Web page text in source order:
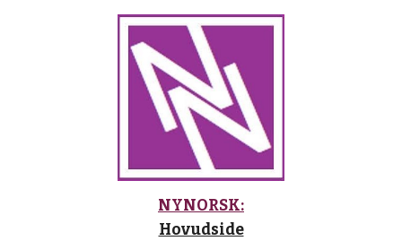
NYNORSK:
Hovudside